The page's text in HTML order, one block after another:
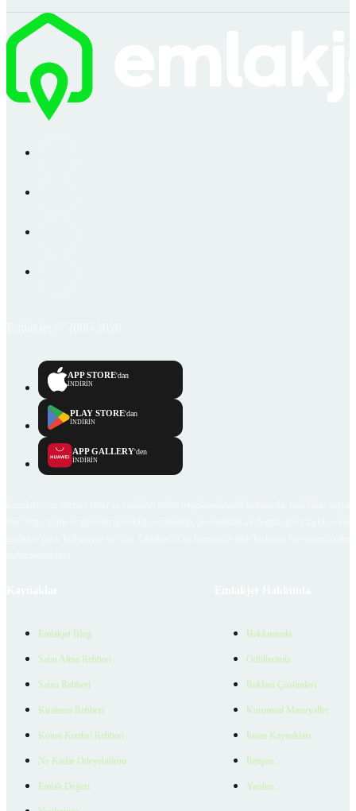
APP STORE'dan
İNDİRİN
PLAY STORE'dan
İNDİRİN
APP GALLERY'den
İNDİRİN
Emlakjet Blog
Satın Alma Rehberi
Satıcı Rehberi
Kiralama Rehberi
Konut Kredisi Rehberi
Ne Kadar Ödeyebilirim
Emlak Değeri
Hakkımızda
Ödüllerimiz
Reklam Çözümleri
Kurumsal Materyaller
İnsan Kaynakları
İletişim
Yardım